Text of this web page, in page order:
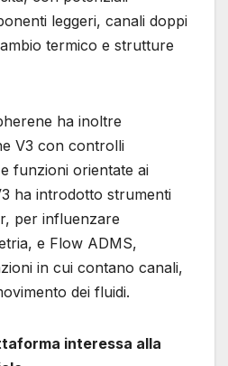
leggeri, canali doppi
termico e strutture
ha inoltre
V3 con controlli
funzioni orientate ai
ha introdotto strumenti
per influenzare
e Flow ADMS,
in cui contano canali,
dei fluidi.
interessa alla